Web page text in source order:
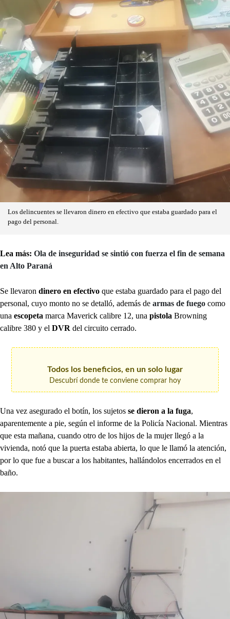
Los delincuentes se llevaron dinero en efectivo que estaba guardado para el
pago del personal.
Lea más: Ola de inseguridad se sintió con fuerza el fin de semana
en Alto Paraná
Se llevaron dinero en efectivo que estaba guardado para el pago del
personal, cuyo monto no se detalló, además de armas de fuego como
una escopeta marca Maverick calibre 12, una pistola Browning
calibre 380 y el DVR del circuito cerrado.
Todos los beneficios, en un solo lugar
Descubrí donde te conviene comprar hoy
Una vez asegurado el botín, los sujetos se dieron a la fuga,
aparentemente a pie, según el informe de la Policía Nacional. Mientras
que esta mañana, cuando otro de los hijos de la mujer llegó a la
vivienda, notó que la puerta estaba abierta, lo que le llamó la atención,
por lo que fue a buscar a los habitantes, hallándolos encerrados en el
baño.